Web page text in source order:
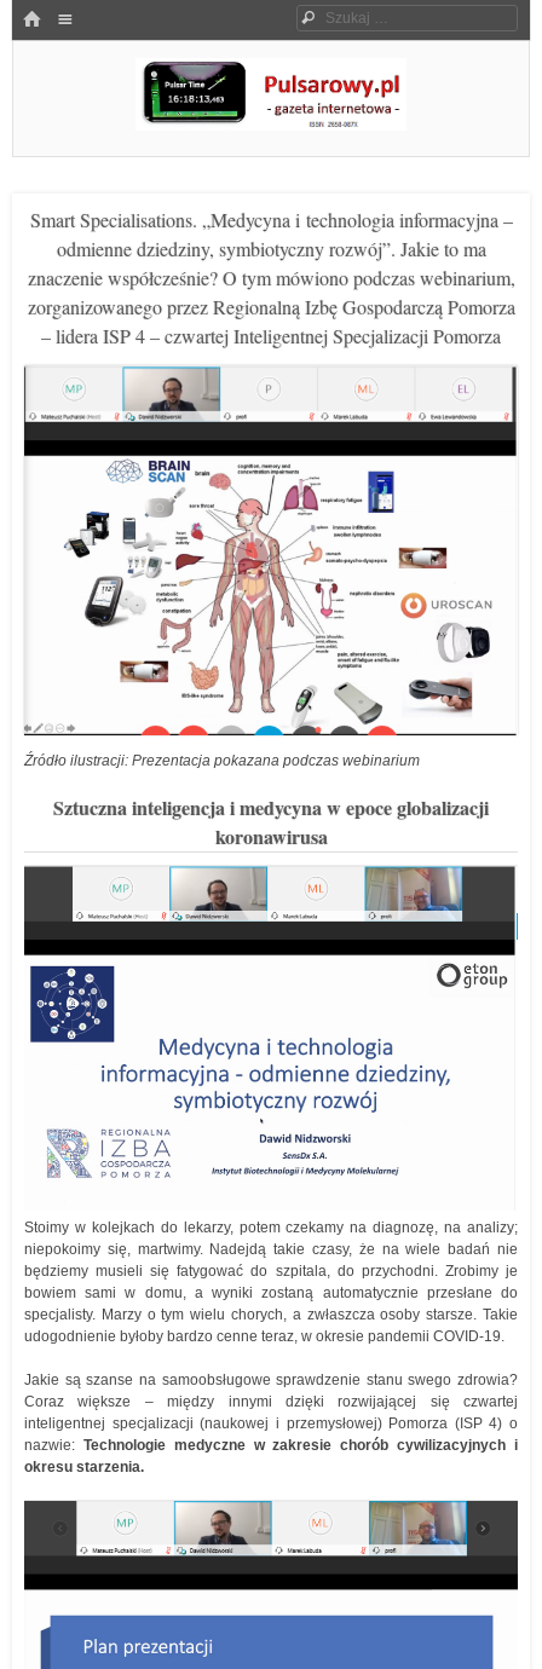
HOME Szukaj
Pulsarowy.pl
Smart Specialisations. „Medycyna i technologia informacyjna –
odmienne dziedziny, symbiotyczny rozwój”. Jakie to ma
znaczenie współcześnie? O tym mówiono podczas webinarium,
zorganizowanego przez Regionalną Izbę Gospodarczą Pomorza
– lidera ISP 4 – czwartej Inteligentnej Specjalizacji Pomorza
Źródło ilustracji: Prezentacja pokazana podczas webinarium
Sztuczna inteligencja i medycyna w epoce globalizacji
koronawirusa
Stoimy w kolejkach do lekarzy, potem czekamy na diagnozę, na analizy;
niepokoimy się, martwimy. Nadejdą takie czasy, że na wiele badań nie
będziemy musieli się fatygować do szpitala, do przychodni. Zrobimy je
bowiem sami w domu, a wyniki zostaną automatycznie przesłane do
specjalisty. Marzy o tym wielu chorych, a zwłaszcza osoby starsze. Takie
udogodnienie byłoby bardzo cenne teraz, w okresie pandemii COVID-19.
Jakie są szanse na samoobsługowe sprawdzenie stanu swego zdrowia?
Coraz większe – między innymi dzięki rozwijającej się czwartej
inteligentnej specjalizacji (naukowej i przemysłowej) Pomorza (ISP 4) o
nazwie: Technologie medyczne w zakresie chorób cywilizacyjnych i
okresu starzenia.